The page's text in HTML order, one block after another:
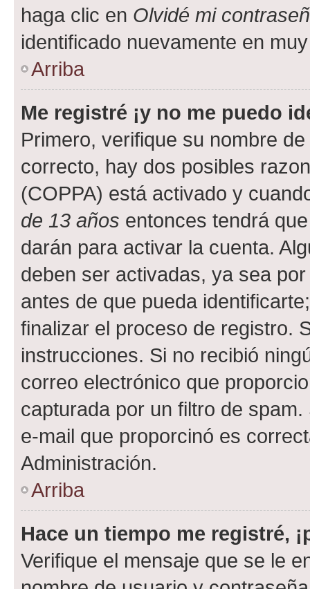
haga clic en Olvidé mi
identificado nuevamente en
Arriba
Me registré ¡y no me puedo
Primero, verifique su nombre
correcto, hay dos posibles
(COPPA) está activado y
de 13 años entonces tendrá
darán para activar la cuenta.
deben ser activadas, ya sea
antes de que pueda
finalizar el proceso de registro.
instrucciones. Si no recibió
correo electrónico que
capturada por un filtro de
e-mail que proporcinó es
Administración.
Arriba
Hace un tiempo me registré,
Verifique el mensaje que se le